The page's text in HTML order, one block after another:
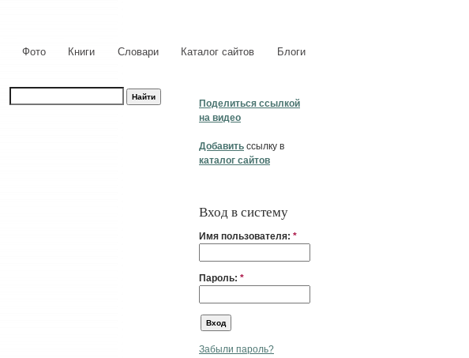
Фото Книги Словари Каталог сайтов Блоги
Поделиться ссылкой
на видео
Добавить ссылку в
каталог сайтов
Вход в систему
Имя пользователя: *
Пароль: *
Забыли пароль?